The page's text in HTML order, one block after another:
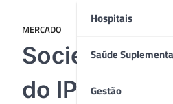
Hospitais
Saúde
Gestão
MERCADO
Sociedade
do IPEN